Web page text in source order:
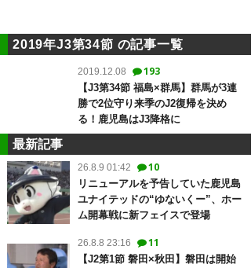
2019年J3第34節 の記事一覧
2019.12.08 193
【J3第34節 福島×群馬】群馬が3連
勝で2位守り来季のJ2復帰を決め
る！鹿児島はJ3降格に
最新記事
26.8.9 01:42 10
リニューアルを予告していた鹿児島
ユナイテッドの“ゆないくー”、ホー
ム開幕戦に新フェイスで登場
26.8.8 23:16 11
【J2第1節 磐田×秋田】磐田は開始